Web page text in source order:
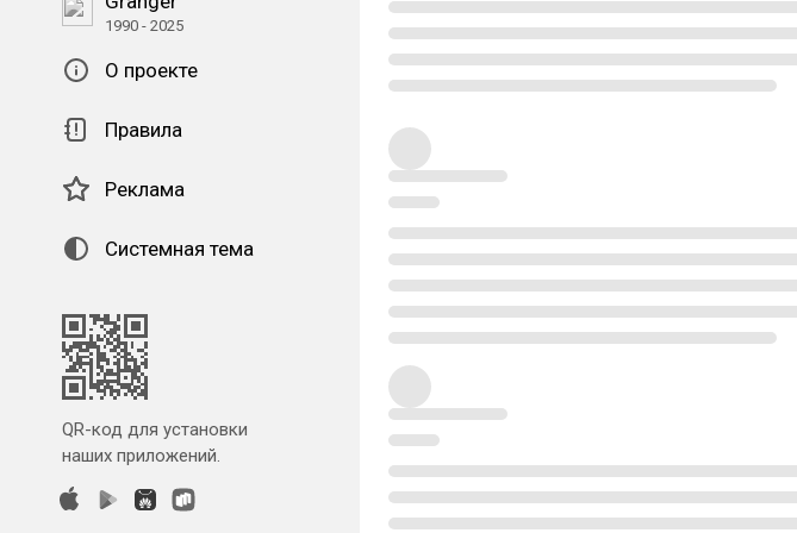
1990 - 2025
О проекте
Правила
Реклама
Системная тема
QR-код для установки
наших приложений.